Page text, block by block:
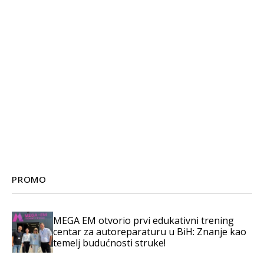
PROMO
MEGA EM otvorio prvi edukativni trening
centar za autoreparaturu u BiH: Znanje kao
temelj budućnosti struke!